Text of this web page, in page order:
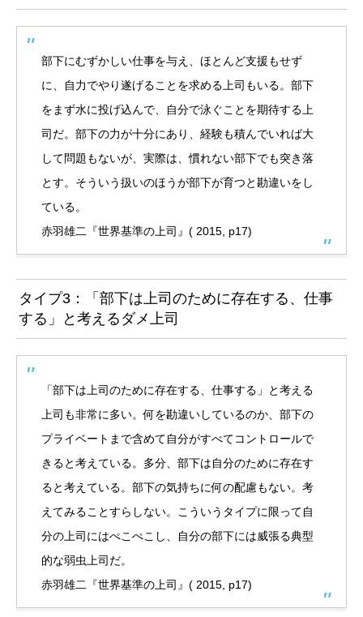
部下にむずかしい仕事を与え、ほとんど支援もせず
に、自力でやり遂げることを求める上司もいる。部下
をまず水に投げ込んで、自分で泳ぐことを期待する上
司だ。部下の力が十分にあり、経験も積んでいれば大
して問題もないが、実際は、慣れない部下でも突き落
とす。そういう扱いのほうが部下が育つと勘違いをし
ている。
赤羽雄二『世界基準の上司』( 2015, p17)
タイプ3：「部下は上司のために存在する、仕事
する」と考えるダメ上司
「部下は上司のために存在する、仕事する」と考える
上司も非常に多い。何を勘違いしているのか、部下の
プライベートまで含めて自分がすべてコントロールで
きると考えている。多分、部下は自分のために存在す
ると考えている。部下の気持ちに何の配慮もない。考
えてみることすらしない。こういうタイプに限って自
分の上司にはぺこぺこし、自分の部下には威張る典型
的な弱虫上司だ。
赤羽雄二『世界基準の上司』( 2015, p17)